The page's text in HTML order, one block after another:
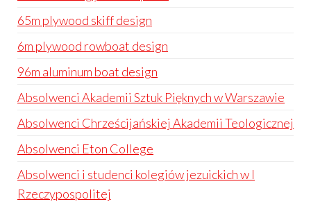
65m plywood skiff design
6m plywood rowboat design
96m aluminum boat design
Absolwenci Akademii Sztuk Pięknych w Warszawie
Absolwenci Chrześcijańskiej Akademii Teologicznej
Absolwenci Eton College
Absolwenci i studenci kolegiów jezuickich w I
Rzeczypospolitej